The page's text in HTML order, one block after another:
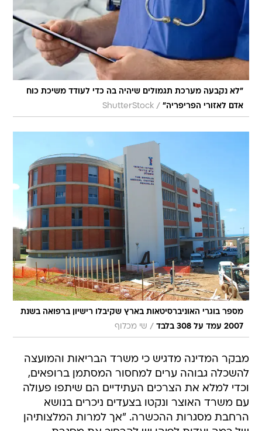
"לא נקבעה מערכת תגמולים שיהיה בה כדי לעודד משיכת כוח
אדם לאזורי הפריפריה" /
ShutterStock
מספר בוגרי האוניברסיטאות בארץ שקיבלו רישיון ברפואה בשנת
2007 עמד על 308 בלבד
/ שי מכלוף
מבקר המדינה מדגיש כי משרד הבריאות והמועצה
להשכלה גבוהה ערים למחסור המסתמן ברופאים,
וכדי למלא את הצרכים העתידיים הם שיתפו פעולה
עם משרד האוצר ונקטו בצעדים ניכרים בנושא
הרחבת מסגרות ההכשרה. "אך למרות המלצותיהן